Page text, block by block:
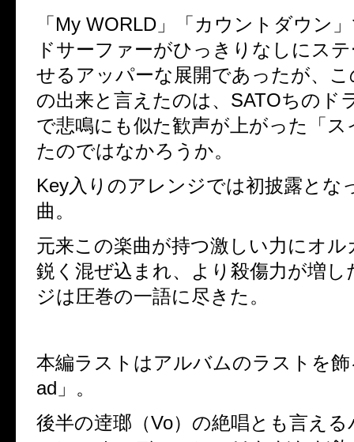
「 My WORLD 」「カウントダウン
ドサーファーがひっきりなしにス
せるアッパーな展開であったが、
の出来と言えたのは、 SATOちのド
で悲鳴にも似た歓声が上がった「
たのではなかろうか。
Key入りのアレンジでは初披露とな
曲。
元来この楽曲が持つ激しい力にオル
鋭く混ぜ込まれ、より殺傷力が増
ジは圧巻の一語に尽きた。
本編ラストはアルバムのラストを
ad 」。
後半の逹瑯（Vo）の絶唱とも言え